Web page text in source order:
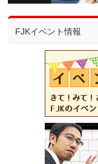
FJKイベント情報